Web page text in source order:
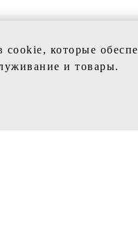
которые
и товары.